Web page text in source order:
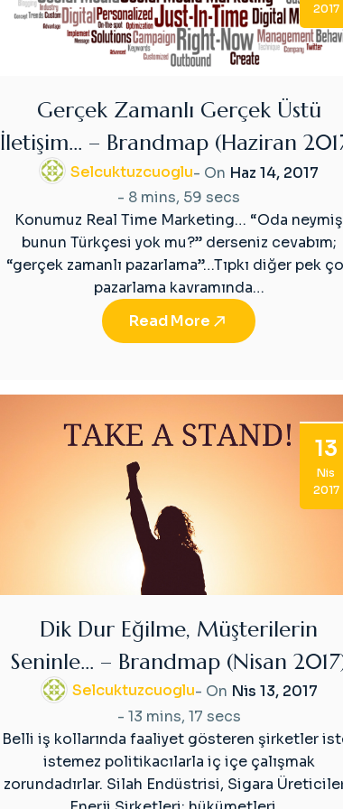
2017
Gerçek Zamanlı Gerçek Üstü
İletişim… – Brandmap (Haziran
Selcuktuzcuoglu- On Haz 14, 2017
- 8 mins, 59 secs
Konumuz Real Time Marketing… “Oda neymiş
bunun Türkçesi yok mu?” derseniz cevabım;
“gerçek zamanlı pazarlama”…Tıpkı diğer pek
pazarlama kavramında…
Read More
13
Nis
2017
Dik Dur Eğilme, Müşterilerin
Seninle… – Brandmap (Nisan
Selcuktuzcuoglu- On Nis 13, 2017
- 13 mins, 17 secs
Belli iş kollarında faaliyet gösteren şirketler
istemez politikacılarla iç içe çalışmak
zorundadırlar. Silah Endüstrisi, Sigara